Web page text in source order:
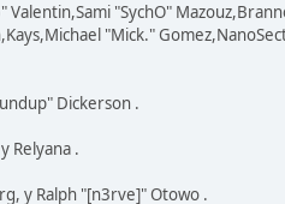
"SychO"
"Mick."
Dickerson .
Relyana .
y Ralph "[n3rve]" Otowo .